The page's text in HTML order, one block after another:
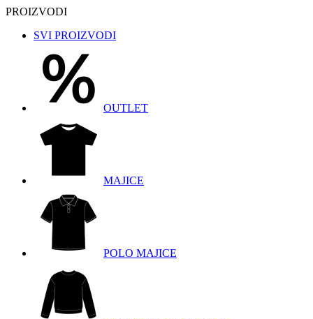
PROIZVODI
SVI PROIZVODI
OUTLET
MAJICE
POLO MAJICE